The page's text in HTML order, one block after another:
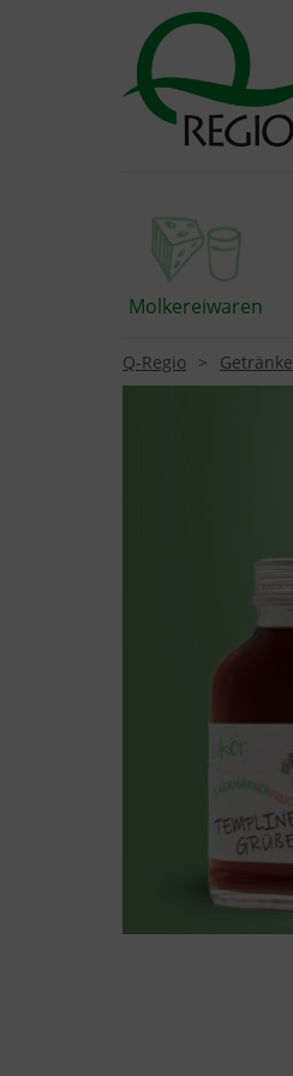
Molkereiwaren
Q-Regio Getränke